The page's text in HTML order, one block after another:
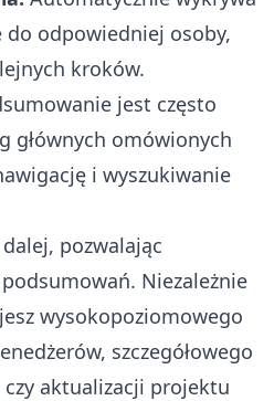
do odpowiedniej osoby,
kroków.
jest często
głównych omówionych
i wyszukiwanie
pozwalając
Niezależnie
wysokopoziomowego
szczegółowego
aktualizacji projektu